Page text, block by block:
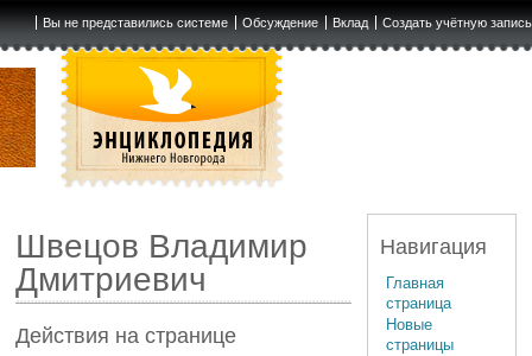
Вы не представились системе Обсуждение Вклад Создать учётную запись
Швецов Владимир
Дмитриевич
Действия на странице
Навигация
Главная
страница
Новые
страницы